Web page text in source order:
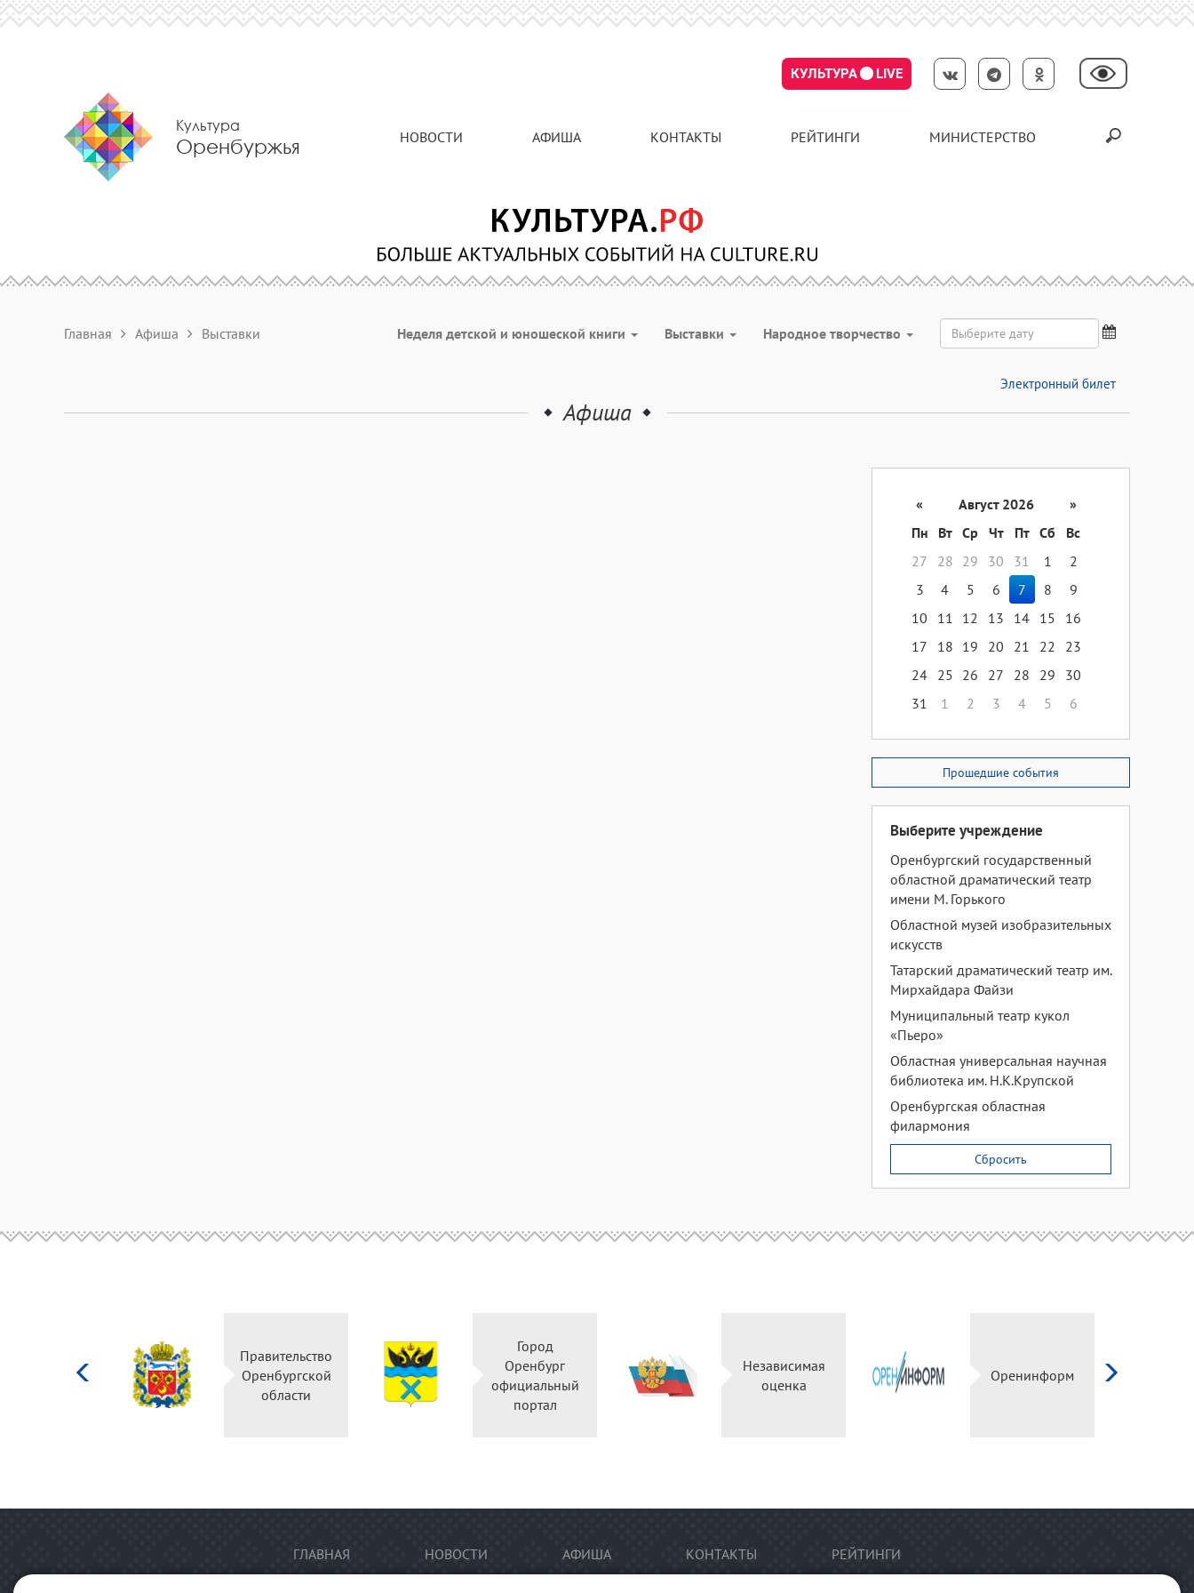
КУЛЬТУРА LIVE
Культура
Оренбуржья НОВОСТИ АФИША КОНТАКТЫ РЕЙТИНГИ МИНИСТЕРСТВО
Главная Афиша Выставки Неделя детской и юношеской книги Выставки Народное творчество
Электронный билет
Афиша
« Август 2026
»
Пн
Вт Ср Чт Пт Сб
Вс
27
28 29 30 31 1
2
3
4 5 6 7 8
9
10
11 12 13 14 15
16
17
18 19 20 21 22
23
24 25 26 27 28 29
30
31
1 2 3 4 5 6
Прошедшие события
Выберите учреждение
Оренбургский государственный
областной драматический театр
имени М. Горького
Областной музей изобразительных
искусств
Татарский драматический театр им.
Мирхайдара Файзи
Муниципальный театр кукол
«Пьеро»
Областная универсальная научная
библиотека им. Н.К.Крупской
Оренбургская областная
филармония
Сбросить
Правительство
Оренбургской
области
Город
Оренбург
официальный
портал
Независимая
оценка
Оренинформ
ГЛАВНАЯ НОВОСТИ АФИША КОНТАКТЫ РЕЙТИНГИ